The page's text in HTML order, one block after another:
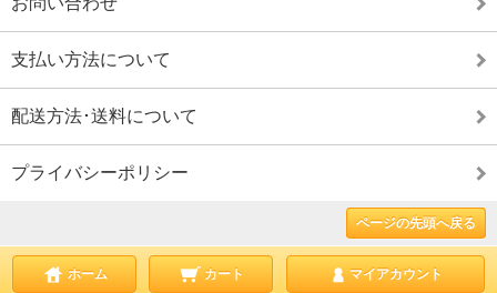
支払い方法について
配送方法･送料について
プライバシーポリシー
ページの先頭へ戻る
ホーム カート マイアカウント